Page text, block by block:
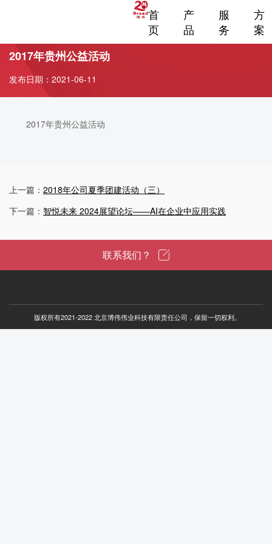
首
页
产
品
服
务
方
案
2017年贵州公益活动
发布日期：2021-06-11
2017年贵州公益活动
上一篇： 2018年公司夏季团建活动（三）
下一篇： 智悦未来 2024展望论坛——AI在企业中应用实践
联系我们？
版权所有2021-2022 北京博伟伟业科技有限责任公司，保留一切权利。